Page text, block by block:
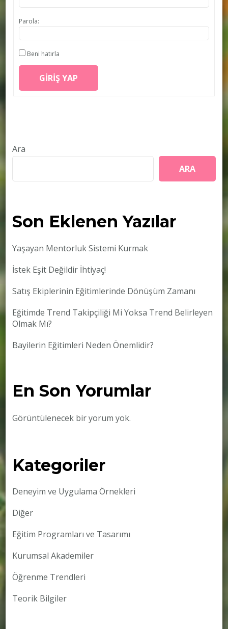
Parola:
Beni hatırla
GIRIŞ YAP
Ara
ARA
Son Eklenen Yazılar
Yaşayan Mentorluk Sistemi Kurmak
İstek Eşit Değildir İhtiyaç!
Satış Ekiplerinin Eğitimlerinde Dönüşüm Zamanı
Eğitimde Trend Takipçiliği Mi Yoksa Trend Belirleyen
Olmak Mı?
Bayilerin Eğitimleri Neden Önemlidir?
En Son Yorumlar
Görüntülenecek bir yorum yok.
Kategoriler
Deneyim ve Uygulama Örnekleri
Diğer
Eğitim Programları ve Tasarımı
Kurumsal Akademiler
Öğrenme Trendleri
Teorik Bilgiler